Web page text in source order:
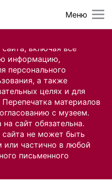
включая все
информацию,
персонального
а также
целях и для
материалов
с музеем.
сайт обязательна.
не может быть
или частично в любой
письменного
Меню